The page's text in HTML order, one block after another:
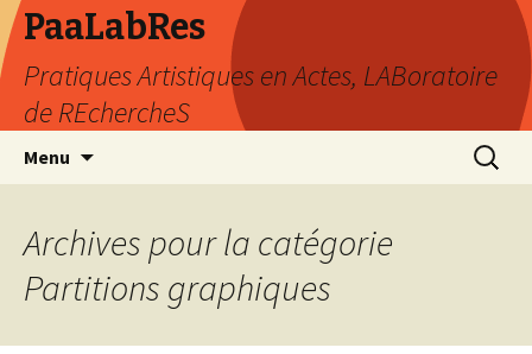
PaaLabRes
Pratiques Artistiques en Actes, LABoratoire
de REchercheS
Menu
principal
Archives pour la catégorie
Partitions graphiques